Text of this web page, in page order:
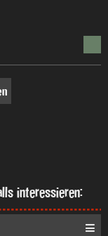
interessieren: